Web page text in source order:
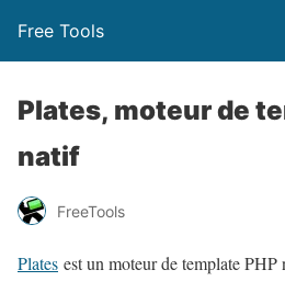
Free Tools
Plates, moteur de
natif
FreeTools
Plates est un moteur de template